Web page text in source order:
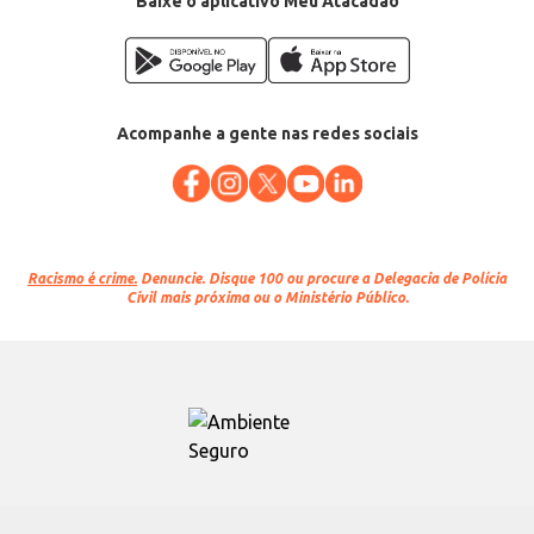
Acompanhe a gente nas redes sociais
Racismo é crime. Denuncie. Disque 100 ou procure a Delegacia de Polícia
Civil mais próxima ou o Ministério Público.